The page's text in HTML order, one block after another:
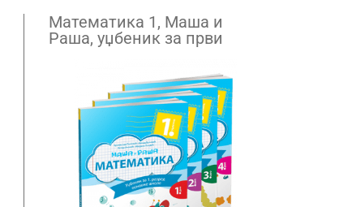
Математика 1, Маша и
Рашa, уџбеник за први